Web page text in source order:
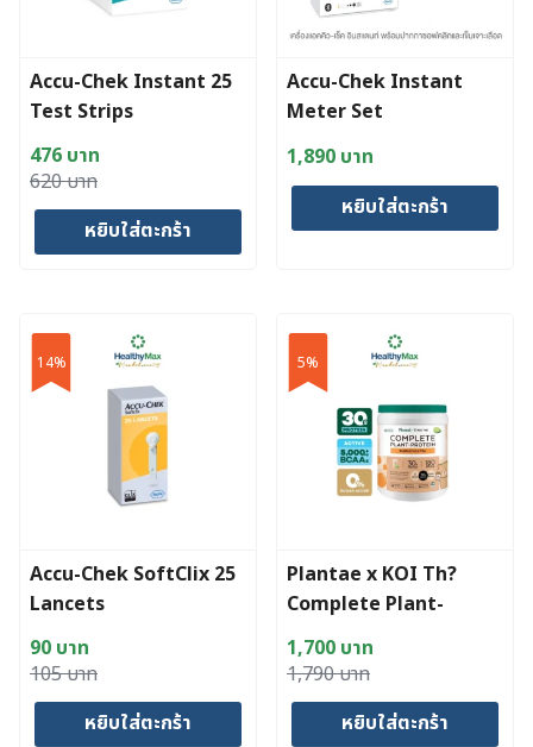
Accu-Chek Instant 25
Test Strips
620บาท
Original
price
476 บาท
Current
price
หยิบใส่ตะกร้า
Accu-Chek Instant
Meter Set
1,890 บาท
หยิบใส่ตะกร้า
14%
Accu-Chek SoftClix 25
Lancets
105บาท
Original
price
90 บาท
Current
price
หยิบใส่ตะกร้า
5%
Plantae x KOI Th?
Complete Plant-
Protein : Active BCAAs
Bubble Milk Tea
1,790บาท
Original
price
1,700 บาท
Current
price
หยิบใส่ตะกร้า